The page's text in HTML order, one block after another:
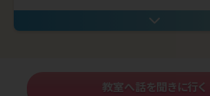
教室へ話を聞きに行く